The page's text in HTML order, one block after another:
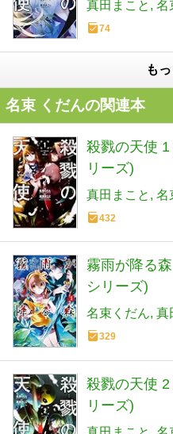
真田まこと 名
74
も
名束 くだんの関連本
殺戮の天使
リーズ)
真田まこと 名
432
霧雨が降る
シリーズ)
名束くだん 真
329
殺戮の天使
リーズ)